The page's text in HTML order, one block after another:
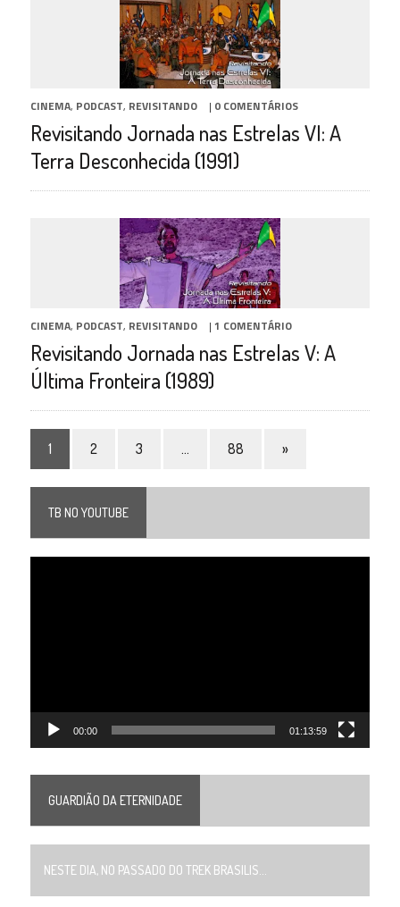
CINEMA, PODCAST, REVISITANDO | 0 COMENTÁRIOS
Revisitando Jornada nas Estrelas VI: A
Terra Desconhecida (1991)
CINEMA, PODCAST, REVISITANDO | 1 COMENTÁRIO
Revisitando Jornada nas Estrelas V: A
Última Fronteira (1989)
1 2 3 … 88 »
TB NO YOUTUBE
00:00 01:13:59
GUARDIÃO DA ETERNIDADE
NESTE DIA, NO PASSADO DO TREK BRASILIS...